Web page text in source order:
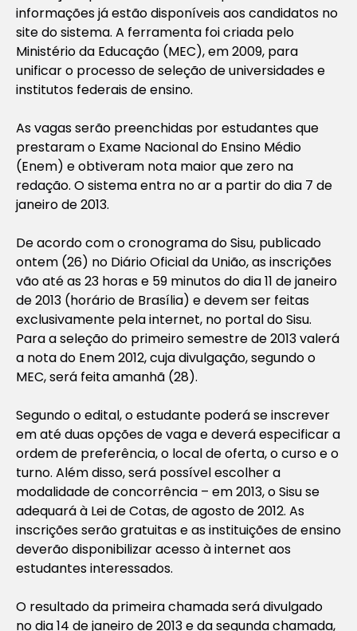
informações já estão disponíveis aos candidatos no
site do sistema. A ferramenta foi criada pelo
Ministério da Educação (MEC), em 2009, para
unificar o processo de seleção de universidades e
institutos federais de ensino.
As vagas serão preenchidas por estudantes que
prestaram o Exame Nacional do Ensino Médio
(Enem) e obtiveram nota maior que zero na
redação. O sistema entra no ar a partir do dia 7 de
janeiro de 2013.
De acordo com o cronograma do Sisu, publicado
ontem (26) no Diário Oficial da União, as inscrições
vão até as 23 horas e 59 minutos do dia 11 de janeiro
de 2013 (horário de Brasília) e devem ser feitas
exclusivamente pela internet, no portal do Sisu.
Para a seleção do primeiro semestre de 2013 valerá
a nota do Enem 2012, cuja divulgação, segundo o
MEC, será feita amanhã (28).
Segundo o edital, o estudante poderá se inscrever
em até duas opções de vaga e deverá especificar a
ordem de preferência, o local de oferta, o curso e o
turno. Além disso, será possível escolher a
modalidade de concorrência – em 2013, o Sisu se
adequará à Lei de Cotas, de agosto de 2012. As
inscrições serão gratuitas e as instituições de ensino
deverão disponibilizar acesso à internet aos
estudantes interessados.
O resultado da primeira chamada será divulgado
no dia 14 de janeiro de 2013 e da segunda chamada,